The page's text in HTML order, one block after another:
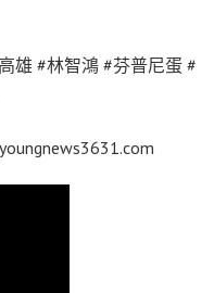
雄 #林智鴻 #芬普尼蛋 #